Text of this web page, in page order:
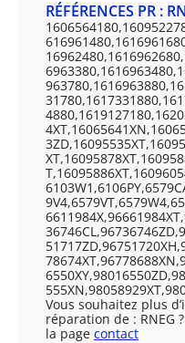
RÉFÉRENCES PR :
Vous souhaitez plus
réparation de : RNEG
la page contact